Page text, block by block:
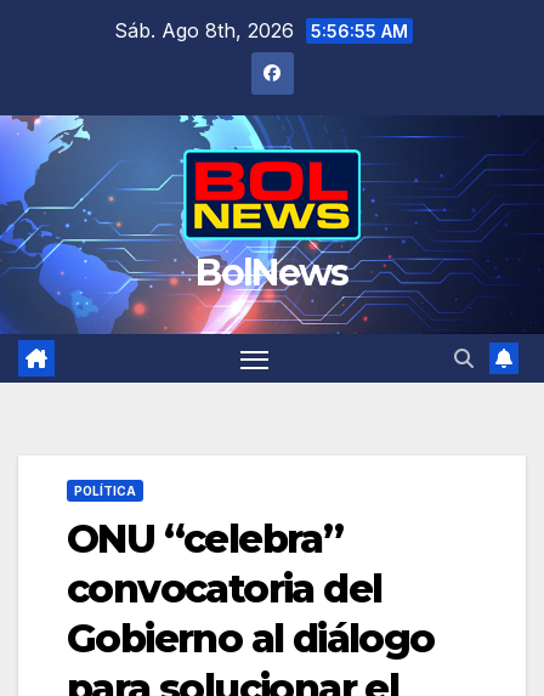
Sáb. Ago 8th, 2026 5:56:56 AM
BolNews
POLÍTICA
ONU “celebra”
convocatoria del
Gobierno al diálogo